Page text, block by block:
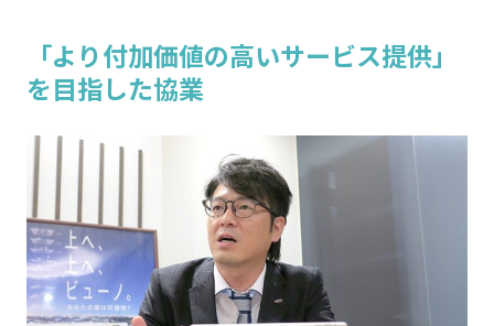
「より付加価値の高いサービス提供」
を目指した協業